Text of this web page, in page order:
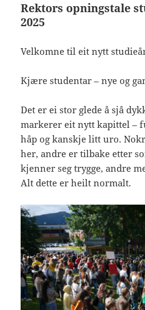
Rektors opningstale
2025
Velkomne til eit nytt
Kjære studentar – nye og
Det er ei stor glede å sjå
markerer eit nytt kapittel –
håp og kanskje litt uro.
her, andre er tilbake etter
kjenner seg trygge, andre
Alt dette er heilt normalt.